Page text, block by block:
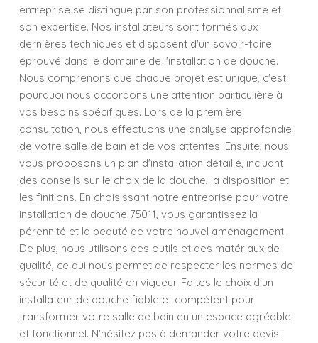
entreprise se distingue par son professionnalisme et
son expertise. Nos installateurs sont formés aux
dernières techniques et disposent d'un savoir-faire
éprouvé dans le domaine de l'installation de douche.
Nous comprenons que chaque projet est unique, c'est
pourquoi nous accordons une attention particulière à
vos besoins spécifiques. Lors de la première
consultation, nous effectuons une analyse approfondie
de votre salle de bain et de vos attentes. Ensuite, nous
vous proposons un plan d'installation détaillé, incluant
des conseils sur le choix de la douche, la disposition et
les finitions. En choisissant notre entreprise pour votre
installation de douche 75011, vous garantissez la
pérennité et la beauté de votre nouvel aménagement.
De plus, nous utilisons des outils et des matériaux de
qualité, ce qui nous permet de respecter les normes de
sécurité et de qualité en vigueur. Faites le choix d'un
installateur de douche fiable et compétent pour
transformer votre salle de bain en un espace agréable
et fonctionnel. N'hésitez pas à demander votre devis :